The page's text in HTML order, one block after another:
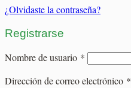
¿Olvidaste la contraseña?
Registrarse
Nombre de usuario * Obligatorio
Dirección de correo electrónico *